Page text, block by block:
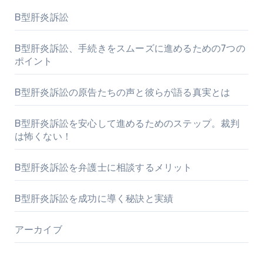
B型肝炎訴訟
B型肝炎訴訟、手続きをスムーズに進めるための7つの
ポイント
B型肝炎訴訟の原告たちの声と彼らが語る真実とは
B型肝炎訴訟を安心して進めるためのステップ。裁判
は怖くない！
B型肝炎訴訟を弁護士に相談するメリット
B型肝炎訴訟を成功に導く秘訣と実績
アーカイブ